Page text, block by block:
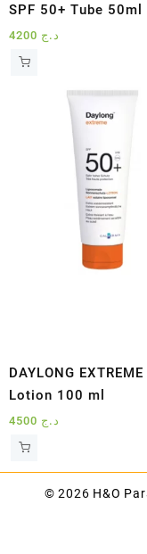
SPF 50+ Tube 50ml
د.ج
DAYLONG
Lotion 100 ml
د.ج
© 2026 H&O